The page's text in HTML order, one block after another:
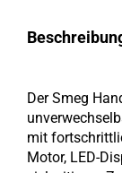
Der Smeg
mit
Motor, LED-